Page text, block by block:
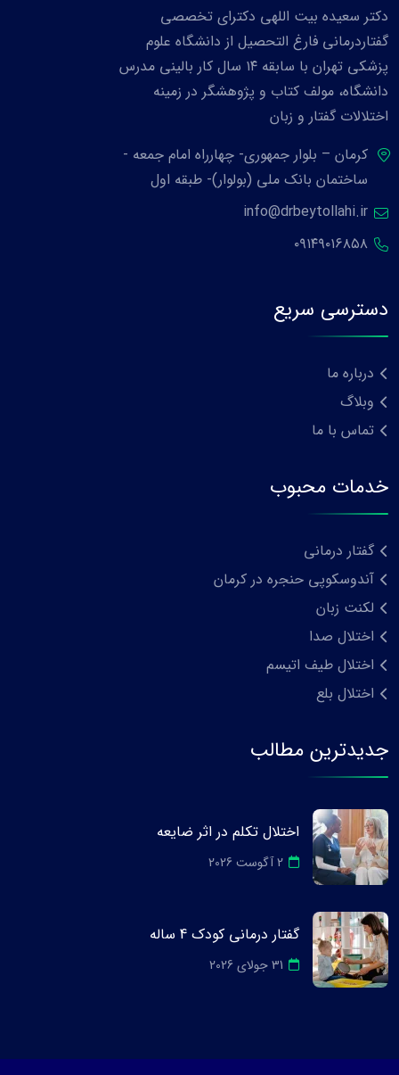
دکتر سعیده بیت اللهی دکترای تخصصی
گفتاردرمانی فارغ التحصیل از دانشگاه علوم
پزشکی تهران با سابقه ۱۴ سال کار بالینی مدرس
دانشگاه، مولف کتاب و پژوهشگر در زمینه
اختلالات گفتار و زبان
کرمان – بلوار جمهوری- چهارراه امام جمعه -
ساختمان بانک ملی (بولوار)- طبقه اول
info@drbeytollahi.ir
۰۹۱۴۹۰۱۶۸۵۸
دسترسی سریع
درباره ما
وبلاگ
تماس با ما
خدمات محبوب
گفتار درمانی
آندوسکوپی حنجره در کرمان
لکنت زبان
اختلال صدا
اختلال طیف اتیسم
اختلال بلع
جدیدترین مطالب
اختلال تکلم در اثر ضایعه
2 آگوست 2026
گفتار درمانی کودک 4 ساله
31 جولای 2026